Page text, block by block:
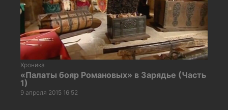
Хроника
«Палаты бояр Романовых» в Зарядье (Часть
1)
9 апреля 2015 16:52